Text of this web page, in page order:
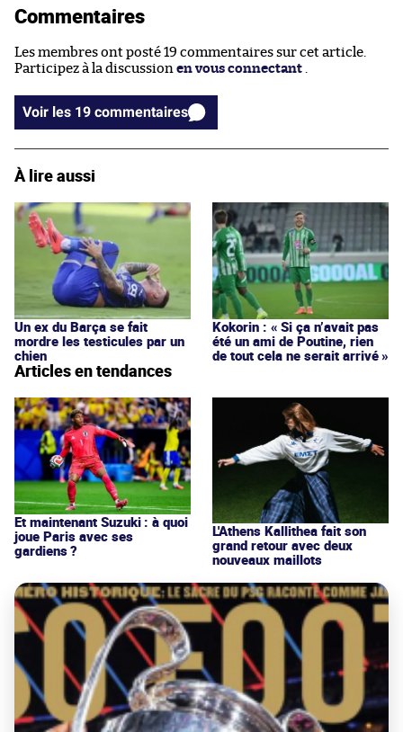
Commentaires
Les membres ont posté 19 commentaires sur cet article.
Participez à la discussion en vous connectant
Voir les 19 commentaires
À lire aussi
Un ex du Barça se fait
mordre les testicules par un
chien
Kokorin : « Si ça n’avait pas
été un ami de Poutine, rien
de tout cela ne serait arrivé »
Articles en tendances
Et maintenant Suzuki : à quoi
joue Paris avec ses
gardiens ?
L'Athens Kallithea fait son
grand retour avec deux
nouveaux maillots